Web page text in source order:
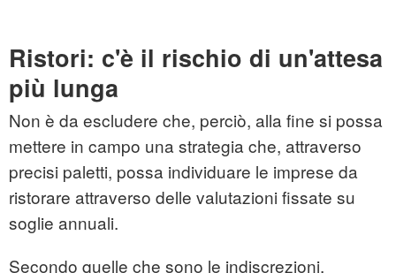
Ristori: c'è il rischio di un'attesa
più lunga
Non è da escludere che, perciò, alla fine si possa
mettere in campo una strategia che, attraverso
precisi paletti, possa individuare le imprese da
ristorare attraverso delle valutazioni fissate su
soglie annuali.
Secondo quelle che sono le indiscrezioni,